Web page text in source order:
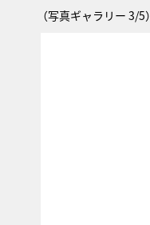
（写真ギャラリー 3/5）